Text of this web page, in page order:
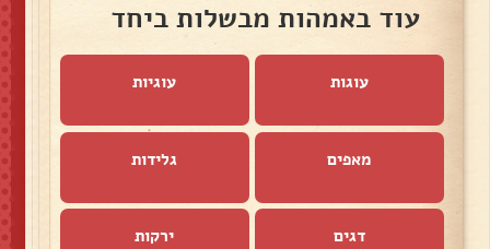
עוד באמהות מבשלות ביחד
עוגות עוגיות
מאפים גלידות
דגים ירקות